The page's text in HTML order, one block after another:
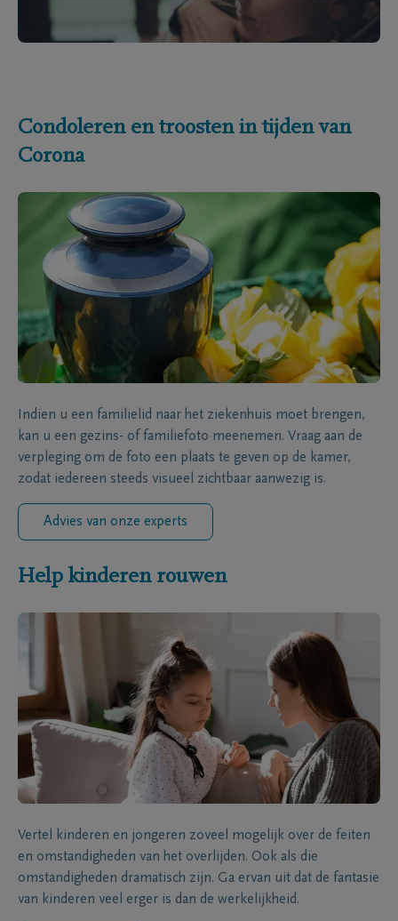
Condoleren en troosten in tijden van
Corona
Indien u een familielid naar het ziekenhuis moet brengen,
kan u een gezins- of familiefoto meenemen. Vraag aan de
verpleging om de foto een plaats te geven op de kamer,
zodat iedereen steeds visueel zichtbaar aanwezig is.
Advies van onze experts
Help kinderen rouwen
Vertel kinderen en jongeren zoveel mogelijk over de feiten
en omstandigheden van het overlijden. Ook als die
omstandigheden dramatisch zijn. Ga ervan uit dat de fantasie
van kinderen veel erger is dan de werkelijkheid.